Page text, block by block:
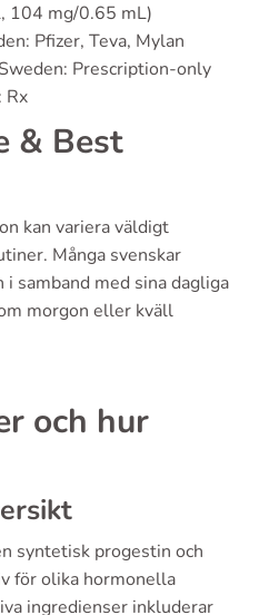
104 mg/0.65 mL)
Pfizer, Teva, Mylan
Prescription-only
Rx
& Best
kan variera väldigt
Många svenskar
samband med sina dagliga
morgon eller kväll
och hur
syntetisk progestin och
för olika hormonella
ingredienser inkluderar